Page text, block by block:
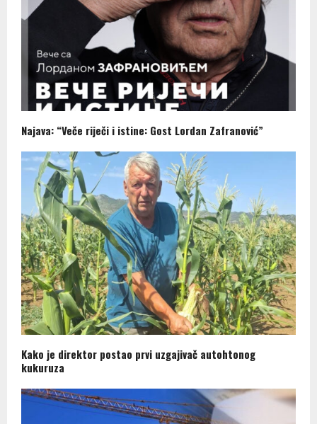
Najava: “Veče riječi i istine: Gost Lordan Zafranović”
Kako je direktor postao prvi uzgajivač autohtonog
kukuruza